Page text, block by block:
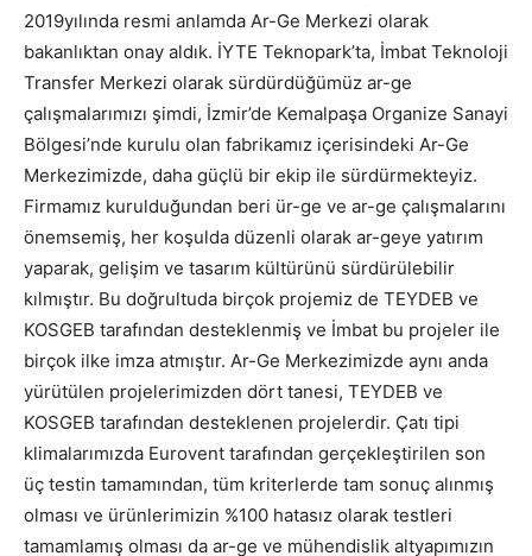
2019yılında resmi anlamda Ar-Ge Merkezi olarak
bakanlıktan onay aldık. İYTE Teknopark’ta, İmbat Teknoloji
Transfer Merkezi olarak sürdürdüğümüz ar-ge
çalışmalarımızı şimdi, İzmir’de Kemalpaşa Organize Sanayi
Bölgesi’nde kurulu olan fabrikamız içerisindeki Ar-Ge
Merkezimizde, daha güçlü bir ekip ile sürdürmekteyiz.
Firmamız kurulduğundan beri ür-ge ve ar-ge çalışmalarını
önemsemiş, her koşulda düzenli olarak ar-geye yatırım
yaparak, gelişim ve tasarım kültürünü sürdürülebilir
kılmıştır. Bu doğrultuda birçok projemiz de TEYDEB ve
KOSGEB tarafından desteklenmiş ve İmbat bu projeler ile
birçok ilke imza atmıştır. Ar-Ge Merkezimizde aynı anda
yürütülen projelerimizden dört tanesi, TEYDEB ve
KOSGEB tarafından desteklenen projelerdir. Çatı tipi
klimalarımızda Eurovent tarafından gerçekleştirilen son
üç testin tamamından, tüm kriterlerde tam sonuç alınmış
olması ve ürünlerimizin %100 hatasız olarak testleri
tamamlamış olması da ar-ge ve mühendislik altyapımızın